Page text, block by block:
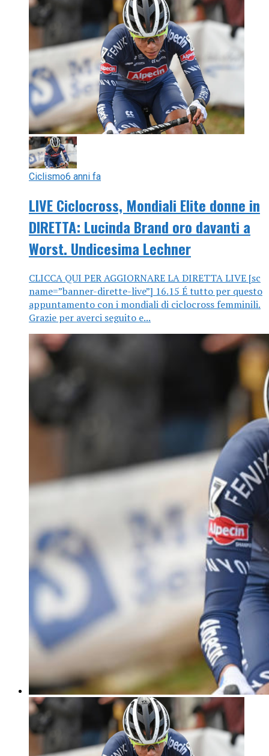
Ciclismo6 anni fa
LIVE Ciclocross, Mondiali Elite donne in
DIRETTA: Lucinda Brand oro davanti a
Worst. Undicesima Lechner
CLICCA QUI PER AGGIORNARE LA DIRETTA LIVE [sc
name=”banner-dirette-live”] 16.15 É tutto per questo
appuntamento con i mondiali di ciclocross femminili.
Grazie per averci seguito e...